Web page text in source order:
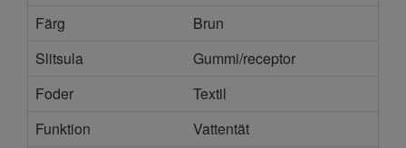
Färg
Brun
Slitsula
Gummi/receptor
Foder
Textil
Funktion
Vattentät